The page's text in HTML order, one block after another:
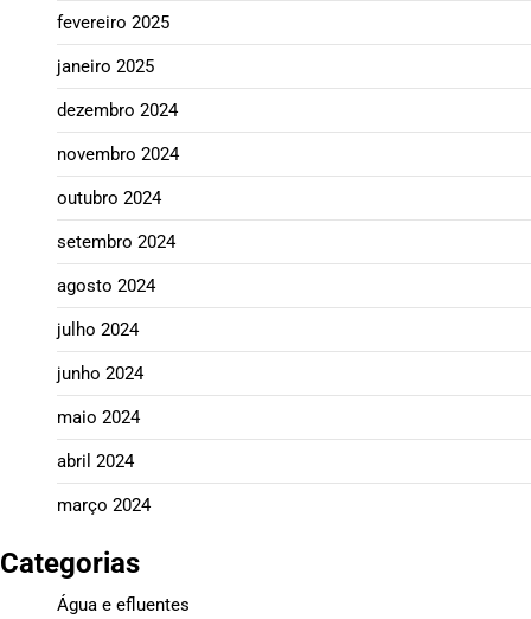
fevereiro 2025
janeiro 2025
dezembro 2024
novembro 2024
outubro 2024
setembro 2024
agosto 2024
julho 2024
junho 2024
maio 2024
abril 2024
março 2024
Categorias
Água e efluentes